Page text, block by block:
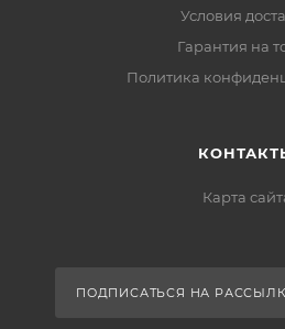
Условия
Гарантия на
Политика
Карта
ПОДПИСАТЬСЯ НА